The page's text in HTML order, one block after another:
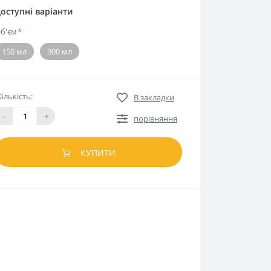
варіанти
*
150 мл
300 мл
-
+
В закладки
порівняння
КУПИТИ